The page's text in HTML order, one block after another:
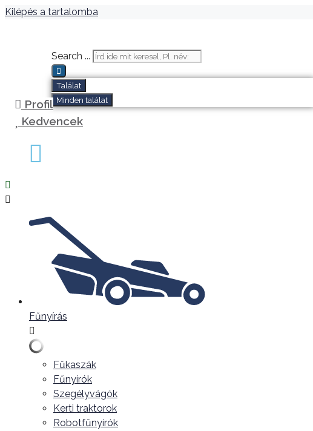
Kilépés a tartalomba
Search ...
Találat
Minden találat
Profil
Kedvencek
Fűnyírás
Fűkaszák
Fűnyírók
Szegélyvágók
Kerti traktorok
Robotfűnyírók